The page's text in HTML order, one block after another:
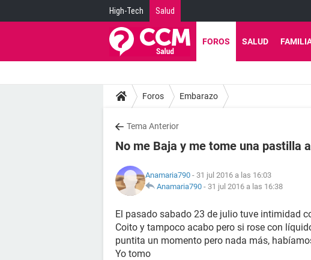
High-Tech Salud
FOROS SALUD
Foros Embarazo
Tema Anterior
No me Baja y me tome una pastilla
Anamaria790 - 31 jul 2016 a las 16:03
Anamaria790 - 31 jul 2016 a las 16:38
El pasado sabado 23 de julio tuve intimidad
Coito y tampoco acabo pero si rose con
puntita un momento pero nada más,
Yo tomo